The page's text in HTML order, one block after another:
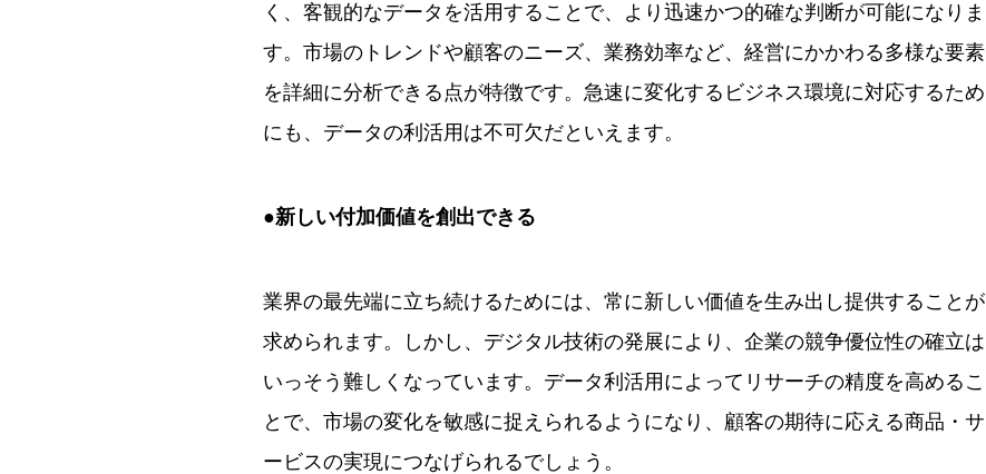
く、客観的なデータを活用することで、より迅速かつ的確な判断が可能になりま
す。市場のトレンドや顧客のニーズ、業務効率など、経営にかかわる多様な要素
を詳細に分析できる点が特徴です。急速に変化するビジネス環境に対応するため
にも、データの利活用は不可欠だといえます。
●新しい付加価値を創出できる
業界の最先端に立ち続けるためには、常に新しい価値を生み出し提供することが
求められます。しかし、デジタル技術の発展により、企業の競争優位性の確立は
いっそう難しくなっています。データ利活用によってリサーチの精度を高めるこ
とで、市場の変化を敏感に捉えられるようになり、顧客の期待に応える商品・サ
ービスの実現につなげられるでしょう。